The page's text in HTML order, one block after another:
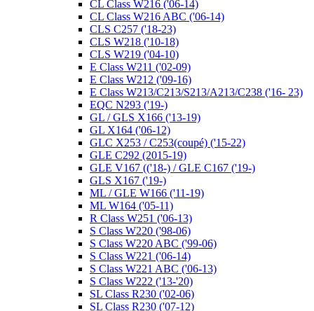
CL Class W216 ('06-14)
CL Class W216 ABC ('06-14)
CLS C257 ('18-23)
CLS W218 ('10-18)
CLS W219 ('04-10)
E Class W211 ('02-09)
E Class W212 ('09-16)
E Class W213/C213/S213/A213/C238 ('16- 23)
EQC N293 ('19-)
GL / GLS X166 ('13-19)
GL X164 ('06-12)
GLC X253 / C253(coupé) ('15-22)
GLE C292 (2015-19)
GLE V167 (('18-) / GLE C167 ('19-)
GLS X167 ('19-)
ML / GLE W166 ('11-19)
ML W164 ('05-11)
R Class W251 ('06-13)
S Class W220 ('98-06)
S Class W220 ABC ('99-06)
S Class W221 ('06-14)
S Class W221 ABC ('06-13)
S Class W222 ('13-'20)
SL Class R230 ('02-06)
SL Class R230 ('07-12)